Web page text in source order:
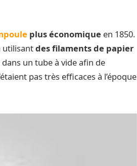
plus économique en 1850.
utilisantdes filaments de papier
un tube à vide afin de
pas très efficaces à l’époque